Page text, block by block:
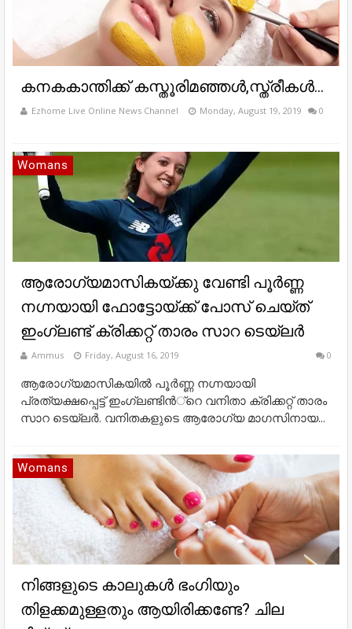
കനകകാന്തിക്ക് കസ്തൂരിമഞ്ഞള്‍,സ്ത്രീകള്‍...
Ezhome Live Online News Channel Monday, August 19, 2019 0
Womans
ആരോഗ്യമാസികയ്ക്കു വേണ്ടി പൂര്‍ണ്ണ
നഗ്നയായി ഫോട്ടോയ്ക്ക് പോസ് ചെയ്ത്
ഇംഗ്ലണ്ട് ക്രിക്കറ്റ് താരം സാറ ടെയ്‌ലര്‍
Ammus Friday, August 16, 2019 0
ആരോഗ്യമാസികയില്‍ പൂര്‍ണ്ണ നഗ്നയായി
പ്രത്യക്ഷപ്പെട്ട് ഇംഗ്ലണ്ടിന്‍്റെ വനിതാ ക്രിക്കറ്റ് താരം
സാറ ടെയ്‌ലര്‍. വനിതകളുടെ ആരോഗ്യ മാഗസിനായ...
Womans
നിങ്ങളുടെ കാലുകള്‍ ഭംഗിയും
തിളക്കമുള്ളതും ആയിരിക്കണ്ടേ? ചില